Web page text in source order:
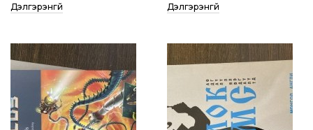
Дэлгэрэнгүй Дэлгэрэнгүй